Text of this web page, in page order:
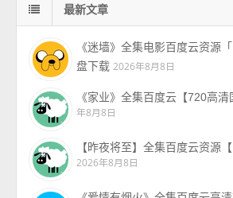
最新文章
《迷墙》全集电影百度云资源
盘下载 2026年8月8日
《家业》全集百度云【720高
年8月8日
【昨夜将至】全集百度云资源
2026年8月8日